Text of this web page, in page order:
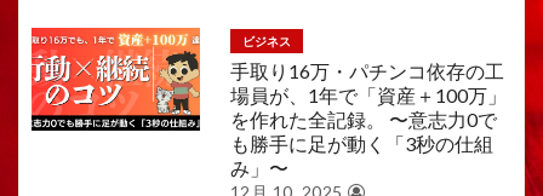
ビジネス
手取り16万・パチンコ依存の工
場員が、1年で「資産＋100万」
を作れた全記録。 〜意志力0で
も勝手に足が動く「3秒の仕組
み」〜
12月 10, 2025